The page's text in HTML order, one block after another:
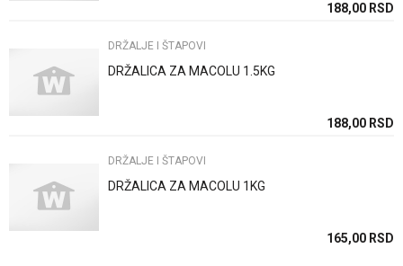
188,00 RSD
DRŽALJE I ŠTAPOVI
DRŽALICA ZA MACOLU 1.5KG
188,00 RSD
DRŽALJE I ŠTAPOVI
DRŽALICA ZA MACOLU 1KG
165,00 RSD